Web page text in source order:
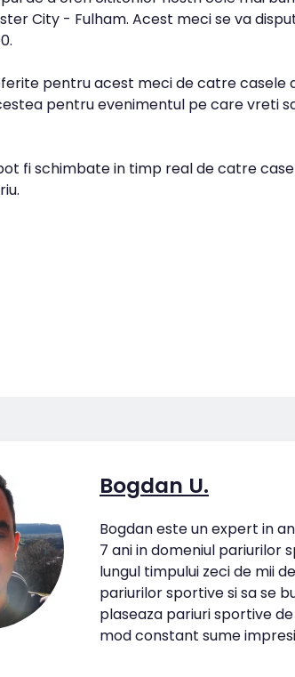
City - Fulham. Acest meci se va
.
pentru acest meci de catre casele
pentru evenimentul pe care vreti
fi schimbate in timp real de catre
Bogdan U.
Bogdan este un expert in
7 ani in domeniul pariurilor
lungul timpului zeci de mii
pariurilor sportive si sa se
plaseaza pariuri sportive
mod constant sume